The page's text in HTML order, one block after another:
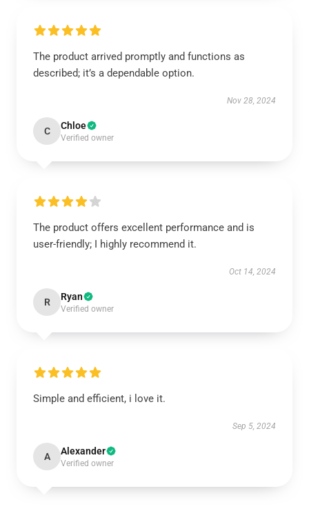
The product arrived promptly and functions as
described; it’s a dependable option.
Nov 28, 2024
C Chloe
Verified owner
The product offers excellent performance and is
user-friendly; I highly recommend it.
Oct 14, 2024
R Ryan
Verified owner
Simple and efficient, i love it.
Sep 5, 2024
A Alexander
Verified owner